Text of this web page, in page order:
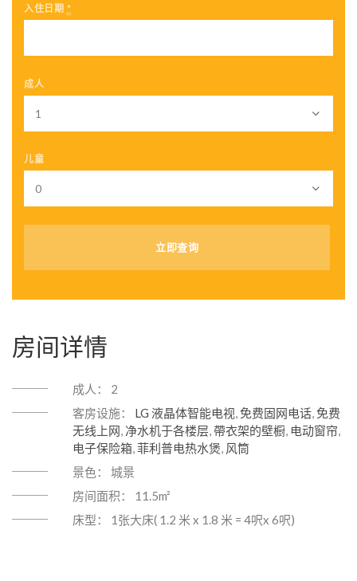
入住日期 *
成人
儿童
房间详情
成人：
2
客房设施：
LG 液晶体智能电视, 免费固网电话, 免费
无线上网, 净水机于各楼层, 帶衣架的壁橱, 电动窗帘,
电子保险箱,菲利普电热水煲, 风筒
景色：
城景
房间面积：
11.5m²
床型：
1张大床( 1.2 米 x 1.8 米 = 4呎x 6呎)